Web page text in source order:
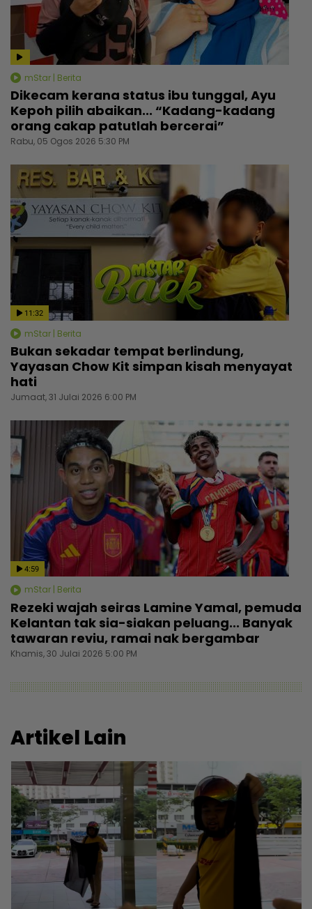
mStar | Berita
Dikecam kerana status ibu tunggal, Ayu
Kepoh pilih abaikan... “Kadang-kadang
orang cakap patutlah bercerai”
Rabu, 05 Ogos 2026 5:30 PM
11:32
mStar | Berita
Bukan sekadar tempat berlindung,
Yayasan Chow Kit simpan kisah menyayat
hati
Jumaat, 31 Julai 2026 6:00 PM
4:59
mStar | Berita
Rezeki wajah seiras Lamine Yamal, pemuda
Kelantan tak sia-siakan peluang... Banyak
tawaran reviu, ramai nak bergambar
Khamis, 30 Julai 2026 5:00 PM
Artikel Lain